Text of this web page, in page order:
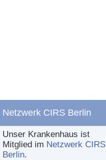
Netzwerk CIRS Berlin
Unser Krankenhaus ist
Mitglied im Netzwerk CIRS
Berlin.